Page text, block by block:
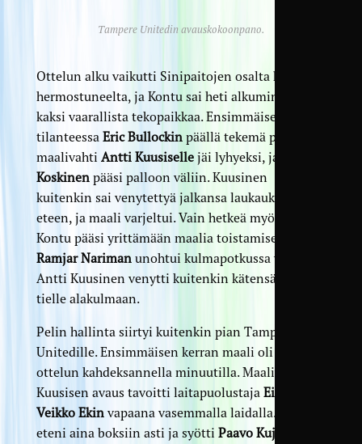
Tampere Unitedin avauskokoonpano.
Ottelun alku vaikutti Sinipaitojen osalta hiukan
hermostuneelta, ja Kontu sai heti alkuminuuteilla
kaksi vaarallista tekopaikkaa. Ensimmäisessä
tilanteessa Eric Bullockinpäällä tekemä palautus
maalivahti Antti Kuusisellejäi lyhyeksi, ja
Koskinenpääsi palloon väliin. Kuusinen
kuitenkin sai venytettyä jalkansa laukauksen
eteen, ja maali varjeltui. Vain hetkeä myöhemmin
Kontu pääsi yrittämään maalia toistamiseen, kun
Ramjar Narimanunohtui kulmapotkussa vapaaksi.
Antti Kuusinen venytti kuitenkin kätensä pallon
tielle alakulmaan.
Pelin hallinta siirtyi kuitenkin pian Tampere
Unitedille. Ensimmäisen kerran maali oli lähellä
ottelun kahdeksannella minuutilla. Maalivahti
Kuusisen avaus tavoitti laitapuolustaja Eino-
Veikko Ekinvapaana vasemmalla laidalla. Tämä
eteni aina boksiin asti ja syötti Paavo Kujalalle